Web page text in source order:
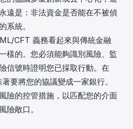
遠是：非法資金是否能在不被偵
系統。
CFT 義務看起來與傳統金融
樣的。您必須能夠識別風險、監
信號時證明您已採取行動。在
要將您的協議變成一家銀行。
險的控管措施，以匹配您的介面
險敞口。